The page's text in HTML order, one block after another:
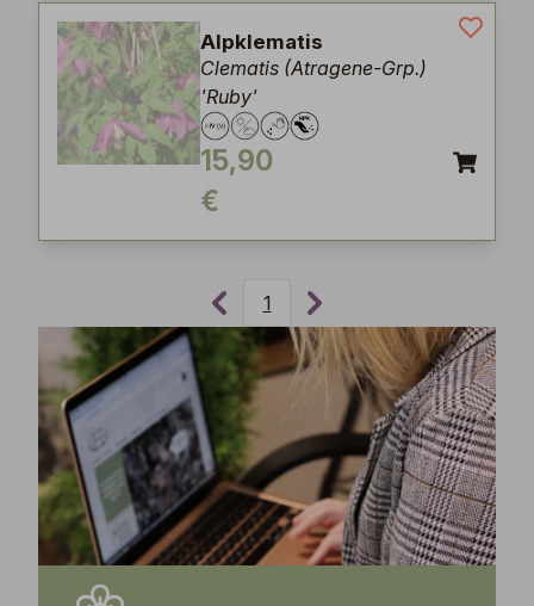
Alpklematis
Clematis (Atragene-Grp.)
'Ruby'
15,90
€
1